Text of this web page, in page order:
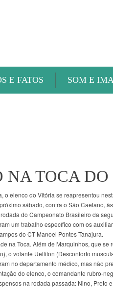
E FATOS SOM E
NA TOCA
o elenco do Vitória se reapresentou
sábado, contra o São Caetano,
do Campeonato Brasileiro da
um trabalho específico com os
do CT Manoel Pontes Tanajura.
na Toca. Além de Marquinhos, que se
o volante Uelliton (Desconforto
no departamento médico, mas não
do elenco, o comandante rubro-
na rodada passada: Nino, Preto